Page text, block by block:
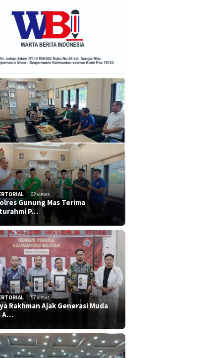
62 views
Gunung Mas Terima
P…
57 views
Rakhman Ajak Generasi Muda
A…